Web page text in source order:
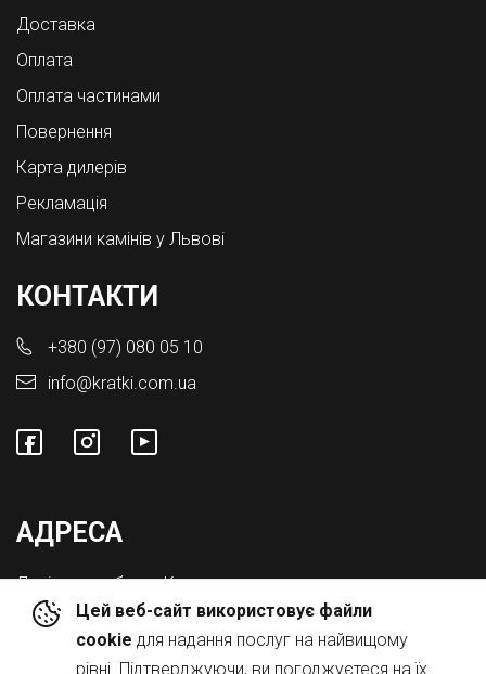
Цей веб-сайт використовує файли
cookie для надання послуг на найвищому
рівні. Підтверджуючи, ви погоджуєтеся на їх
Доставка
Оплата
Оплата частинами
Повернення
Карта дилерів
Рекламація
Магазини камінів у Львові
КОНТАКТИ
+380 (97) 080 05 10
info@kratki.com.ua
АДРЕСА
Львівська обл., с. Конопниця,
Вул. Городоцька 8а